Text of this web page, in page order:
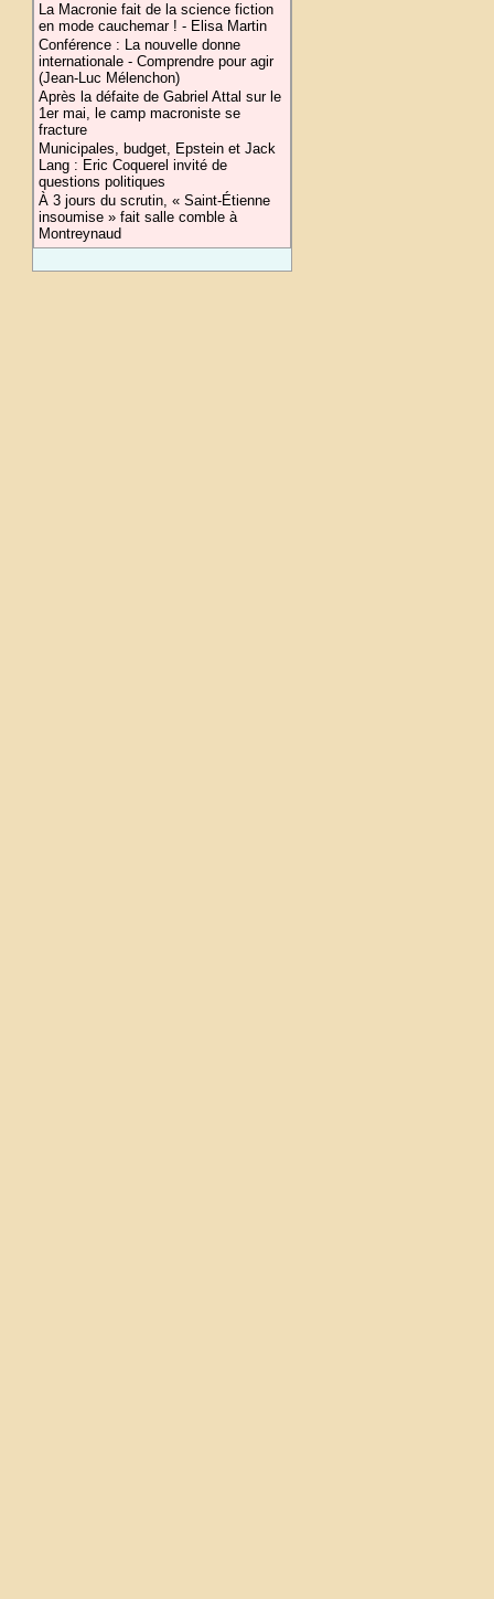
La Macronie fait de la science fiction
en mode cauchemar ! - Elisa Martin
Conférence : La nouvelle donne
internationale - Comprendre pour agir
(Jean-Luc Mélenchon)
Après la défaite de Gabriel Attal sur le
1er mai, le camp macroniste se
fracture
Municipales, budget, Epstein et Jack
Lang : Eric Coquerel invité de
questions politiques
À 3 jours du scrutin, « Saint-Étienne
insoumise » fait salle comble à
Montreynaud